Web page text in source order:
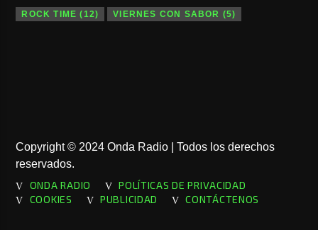
ROCK TIME (12) VIERNES CON SABOR (5)
Copyright © 2024 Onda Radio | Todos los derechos
reservados.
ONDA RADIO
POLÍTICAS DE PRIVACIDAD
COOKIES
PUBLICIDAD CONTÁCTENOS